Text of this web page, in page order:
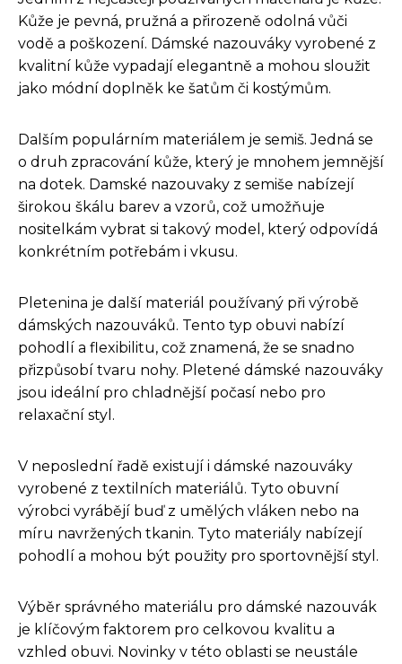
Kůže je pevná, pružná a přirozeně odolná vůči
vodě a poškození. Dámské nazouváky vyrobené z
kvalitní kůže vypadají elegantně a mohou sloužit
jako módní doplněk ke šatům či kostýmům.
Dalším populárním materiálem je semiš. Jedná se
o druh zpracování kůže, který je mnohem jemnější
na dotek. Damské nazouvaky z semiše nabízejí
širokou škálu barev a vzorů, což umožňuje
nositelkám vybrat si takový model, který odpovídá
konkrétním potřebám i vkusu.
Pletenina je další materiál používaný při výrobě
dámských nazouváků. Tento typ obuvi nabízí
pohodlí a flexibilitu, což znamená, že se snadno
přizpůsobí tvaru nohy. Pletené dámské nazouváky
jsou ideální pro chladnější počasí nebo pro
relaxační styl.
V neposlední řadě existují i dámské nazouváky
vyrobené z textilních materiálů. Tyto obuvní
výrobci vyrábějí buď z umělých vláken nebo na
míru navržených tkanin. Tyto materiály nabízejí
pohodlí a mohou být použity pro sportovnější styl.
Výběr správného materiálu pro dámské nazouvák
je klíčovým faktorem pro celkovou kvalitu a
vzhled obuvi. Novinky v této oblasti se neustále